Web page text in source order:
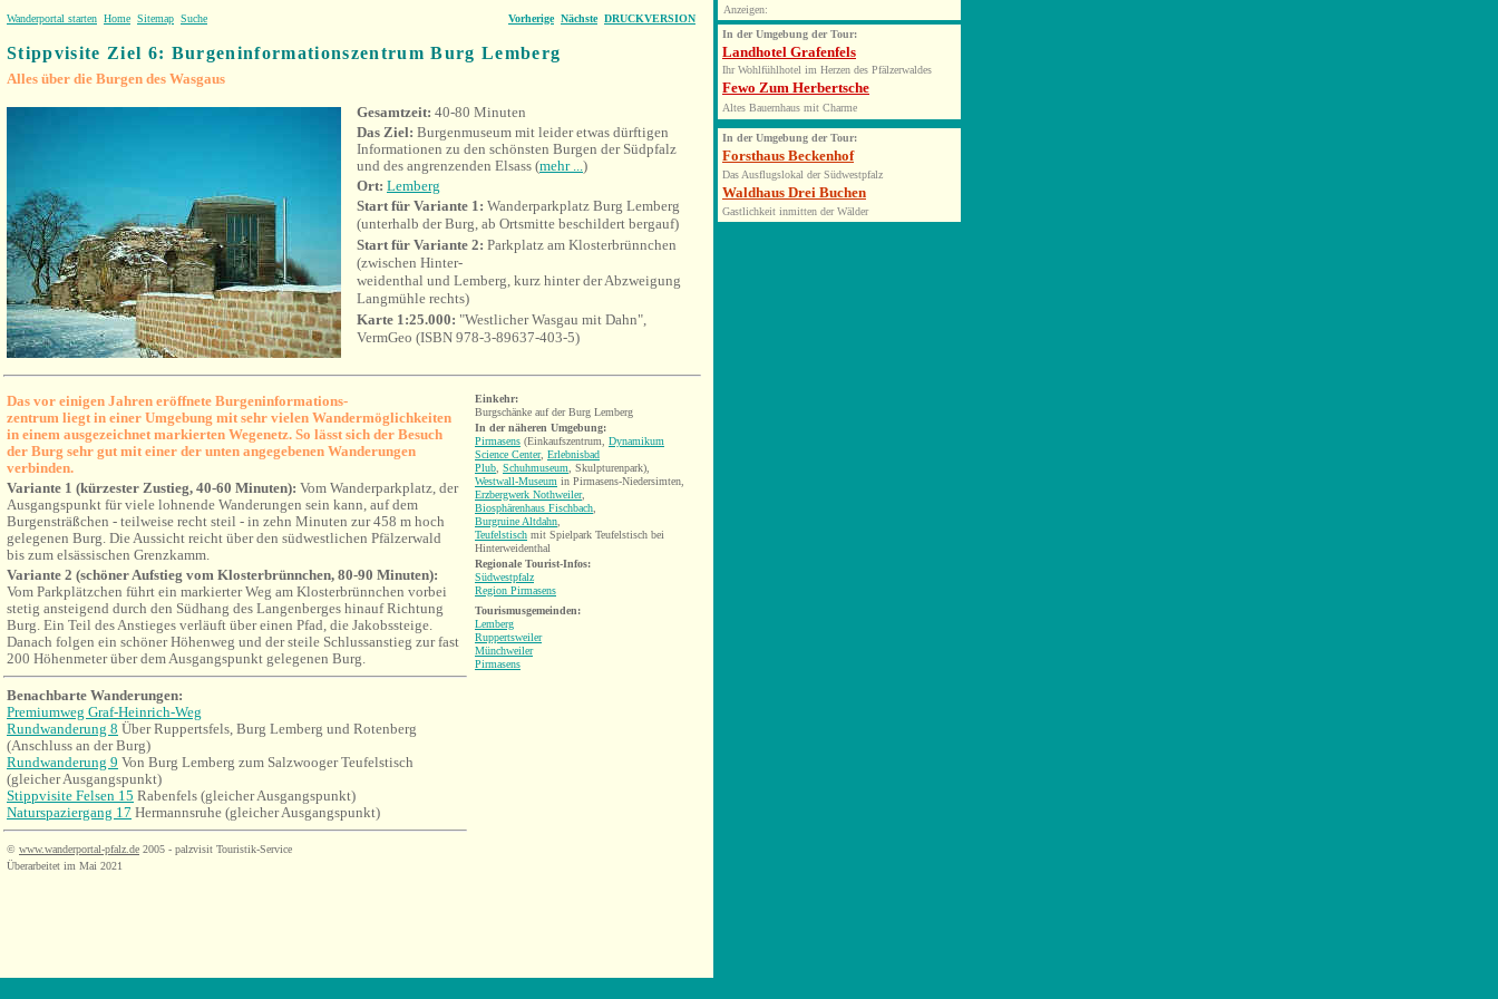
Wanderportal starten Home Sitemap Suche Vorherige Nächste DRUCKVERSION
Stippvisite Ziel 6: Burgeninformationszentrum Burg Lemberg
Alles über die Burgen des Wasgaus
Gesamtzeit: 40-80 Minuten
Das Ziel: Burgenmuseum mit leider etwas dürftigen
Informationen zu den schönsten Burgen der Südpfalz
und des angrenzenden Elsass (mehr ...)
Ort: Lemberg
Start für Variante 1: Wanderparkplatz Burg Lemberg
(unterhalb der Burg, ab Ortsmitte beschildert bergauf)
Start für Variante 2: Parkplatz am Klosterbrünnchen
(zwischen Hinter-
weidenthal und Lemberg, kurz hinter der Abzweigung
Langmühle rechts)
Karte 1:25.000: "Westlicher Wasgau mit Dahn",
VermGeo (ISBN 978-3-89637-403-5)
Das vor einigen Jahren eröffnete Burgeninformations-
zentrum liegt in einer Umgebung mit sehr vielen Wandermöglichkeiten
in einem ausgezeichnet markierten Wegenetz. So lässt sich der Besuch
der Burg sehr gut mit einer der unten angegebenen Wanderungen
verbinden.
Variante 1 (kürzester Zustieg, 40-60 Minuten): Vom Wanderparkplatz, der
Ausgangspunkt für viele lohnende Wanderungen sein kann, auf dem
Burgensträßchen - teilweise recht steil - in zehn Minuten zur 458 m hoch
gelegenen Burg. Die Aussicht reicht über den südwestlichen Pfälzerwald
bis zum elsässischen Grenzkamm.
Variante 2 (schöner Aufstieg vom Klosterbrünnchen, 80-90 Minuten):
Vom Parkplätzchen führt ein markierter Weg am Klosterbrünnchen vorbei
stetig ansteigend durch den Südhang des Langenberges hinauf Richtung
Burg. Ein Teil des Anstieges verläuft über einen Pfad, die Jakobssteige.
Danach folgen ein schöner Höhenweg und der steile Schlussanstieg zur fast
200 Höhenmeter über dem Ausgangspunkt gelegenen Burg.
Benachbarte Wanderungen:
Premiumweg Graf-Heinrich-Weg
Rundwanderung 8 Über Ruppertsfels, Burg Lemberg und Rotenberg
(Anschluss an der Burg)
Rundwanderung 9 Von Burg Lemberg zum Salzwooger Teufelstisch
(gleicher Ausgangspunkt)
Stippvisite Felsen 15 Rabenfels (gleicher Ausgangspunkt)
Naturspaziergang 17 Hermannsruhe (gleicher Ausgangspunkt)
© www.wanderportal-pfalz.de 2005 - palzvisit Touristik-Service
Überarbeitet im Mai 2021
Einkehr:
Burgschänke auf der Burg Lemberg
In der näheren Umgebung:
Pirmasens (Einkaufszentrum, Dynamikum
Science Center, Erlebnisbad
Plub Schuhmuseum , Skulpturenpark),
Westwall-Museum in Pirmasens-Niedersimten,
Erzbergwerk Nothweiler,
Biosphärenhaus Fischbach
Burgruine Altdahn
Teufelstisch mit Spielpark Teufelstisch bei
Hinterweidenthal
Regionale Tourist-Infos:
Südwestpfalz
Region Pirmasens
Tourismusgemeinden:
Lemberg
Ruppertsweiler
Münchweiler
Pirmasens
Anzeigen:
In der Umgebung der Tour:
Landhotel Grafenfels
Ihr Wohlfühlhotel im Herzen des Pfälzerwaldes
Fewo Zum Herbertsche
Altes Bauernhaus mit Charme
In der Umgebung der Tour:
Forsthaus Beckenhof
Das Ausflugslokal der Südwestpfalz
Waldhaus Drei Buchen
Gastlichkeit inmitten der Wälder